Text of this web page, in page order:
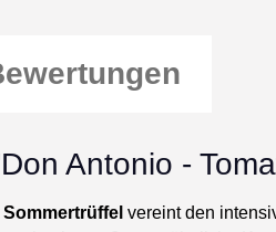
Antonio -
vereint den